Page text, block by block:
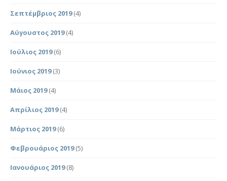
Σεπτέμβριος 2019(4)
Αύγουστος 2019(4)
Ιούλιος 2019(6)
Ιούνιος 2019(3)
Μάιος 2019(4)
Απρίλιος 2019(4)
Μάρτιος 2019(6)
Φεβρουάριος 2019(5)
Ιανουάριος 2019(8)